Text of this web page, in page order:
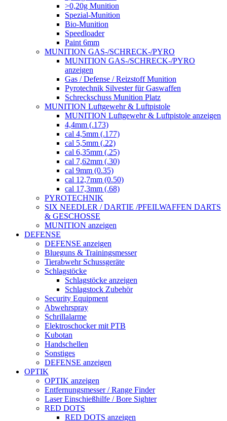
>0,20g Munition
Spezial-Munition
Bio-Munition
Speedloader
Paint 6mm
MUNITION GAS-/SCHRECK-/PYRO
MUNITION GAS-/SCHRECK-/PYRO
anzeigen
Gas / Defense / Reizstoff Munition
Pyrotechnik Silvester für Gaswaffen
Schreckschuss Munition Platz
MUNITION Luftgewehr & Luftpistole
MUNITION Luftgewehr & Luftpistole anzeigen
4,4mm (.173)
cal 4,5mm (.177)
cal 5,5mm (.22)
cal 6,35mm (.25)
cal 7,62mm (.30)
cal 9mm (0.35)
cal 12,7mm (0.50)
cal 17,3mm (.68)
PYROTECHNIK
SIX NEEDLER / DARTIE /PFEILWAFFEN DARTS
& GESCHOSSE
MUNITION anzeigen
DEFENSE
DEFENSE anzeigen
Blueguns & Trainingsmesser
Tierabwehr Schussgeräte
Schlagstöcke
Schlagstöcke anzeigen
Schlagstock Zubehör
Security Equipment
Abwehrspray
Schrillalarme
Elektroschocker mit PTB
Kubotan
Handschellen
Sonstiges
DEFENSE anzeigen
OPTIK
OPTIK anzeigen
Entfernungsmesser / Range Finder
Laser Einschießhilfe / Bore Sighter
RED DOTS
RED DOTS anzeigen